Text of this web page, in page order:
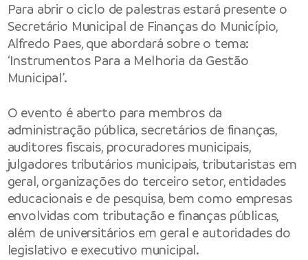
Para abrir o ciclo de palestras estará presente o
Secretário Municipal de Finanças do Município,
Alfredo Paes, que abordará sobre o tema:
‘Instrumentos Para a Melhoria da Gestão
Municipal’.
O evento é aberto para membros da
administração pública, secretários de finanças,
auditores fiscais, procuradores municipais,
julgadores tributários municipais, tributaristas em
geral, organizações do terceiro setor, entidades
educacionais e de pesquisa, bem como empresas
envolvidas com tributação e finanças públicas,
além de universitários em geral e autoridades do
legislativo e executivo municipal.